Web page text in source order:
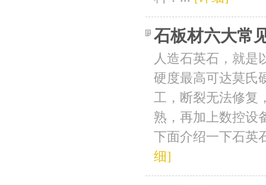
石板材六大常
人造石英石，就是
硬度最高可达莫氏
工，断裂无法修复
熟，再加上数控设
下面介绍一下石英
细]